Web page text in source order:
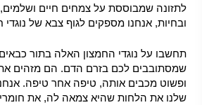
לתזונה שמבוססת על צמחים חיים
ובחיות, אנחנו מספקים לגוף צבא של נוגדי
תחשבו על נוגדי החמצון האלה בתור כבאים
שמסתובבים לכם בזרם הדם. הם מזהים
ופשוט מכבים אותה, טיפה אחר טיפה.
שלנו את הלחות שהיא צמאה לה, את חומרי